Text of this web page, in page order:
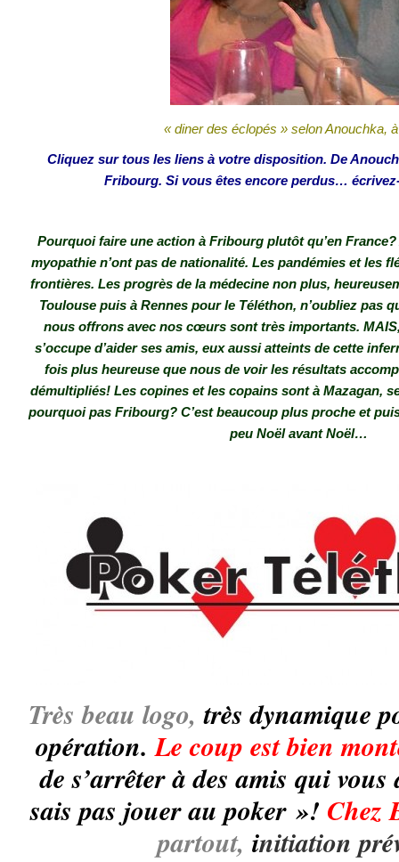
« diner des éclopés » selonAnouchka,
Cliquez sur tous les liens à votre disposition. De
Fribourg. Si vous êtes encore perdus…
Pourquoi faire une action à Fribourg plutôt qu’en
myopathie n’ont pas de nationalité. Les pandémies et les
frontières. Les progrès de la médecine non plus,
Toulouse puis à Rennes pour le Téléthon, n’oubliez pas
nous offrons avec nos cœurs sont très importants.
s’occupe d’aider ses amis, eux aussi atteints de cette
fois plus heureuse que nous de voir les résultats
démultipliés! Les copines et les copains sont à Mazagan,
pourquoi pas Fribourg? C’est beaucoup plus proche et
peu Noël avant Noël…
Très beau logo, très dynamique
opération.Le coup est bien
de s’arrêter à des amis qui
sais pas jouer au poker »! Chez
partout, initiation